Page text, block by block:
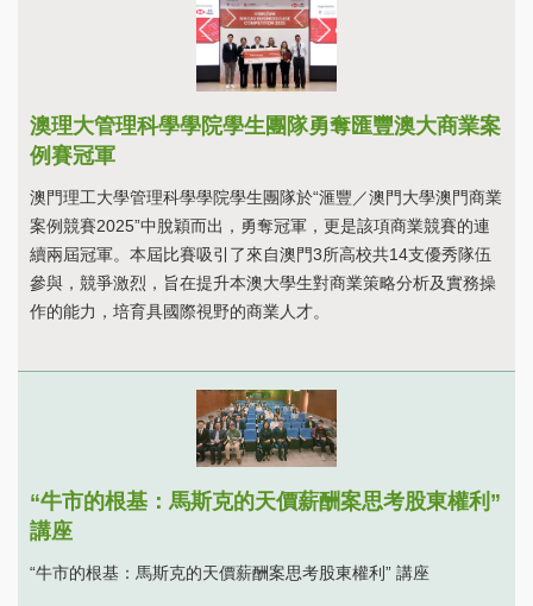
澳理大管理科學學院學生團隊勇奪匯豐澳大商業案
例賽冠軍
澳門理工大學管理科學學院學生團隊於“滙豐／澳門大學澳門商業
案例競賽2025”中脫穎而出，勇奪冠軍，更是該項商業競賽的連
續兩屆冠軍。本屆比賽吸引了來自澳門3所高校共14支優秀隊伍
參與，競爭激烈，旨在提升本澳大學生對商業策略分析及實務操
作的能力，培育具國際視野的商業人才。
“牛市的根基：馬斯克的天價薪酬案思考股東權利”
講座
“牛市的根基：馬斯克的天價薪酬案思考股東權利” 講座